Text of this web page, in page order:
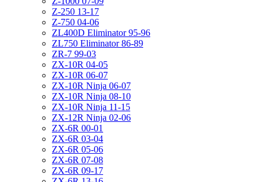
Z-250 13-17
Z-750 04-06
ZL400D Eliminator 95-96
ZL750 Eliminator 86-89
ZR-7 99-03
ZX-10R 04-05
ZX-10R 06-07
ZX-10R Ninja 06-07
ZX-10R Ninja 08-10
ZX-10R Ninja 11-15
ZX-12R Ninja 02-06
ZX-6R 00-01
ZX-6R 03-04
ZX-6R 05-06
ZX-6R 07-08
ZX-6R 09-17